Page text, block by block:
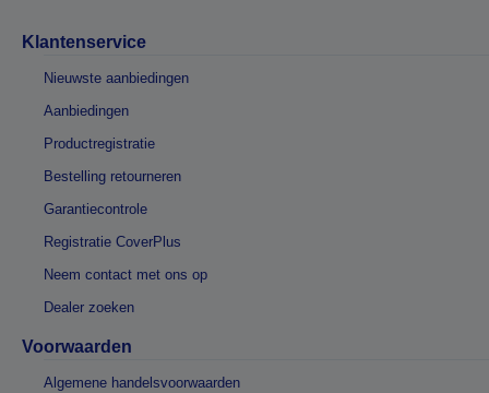
Klantenservice
Nieuwste aanbiedingen
Aanbiedingen
Productregistratie
Bestelling retourneren
Garantiecontrole
Registratie CoverPlus
Neem contact met ons op
Dealer zoeken
Voorwaarden
Algemene handelsvoorwaarden